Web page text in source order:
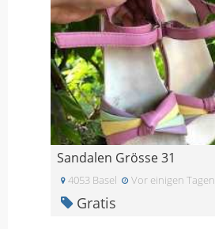
Sandalen Grösse 31
4053 Basel Vor einigen Tagen
Gratis